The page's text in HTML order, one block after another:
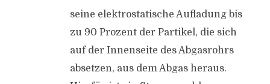
seine elektrostatische Aufladung bis
zu 90 Prozent der Partikel, die sich
auf der Innenseite des Abgasrohrs
absetzen, aus dem Abgas heraus.